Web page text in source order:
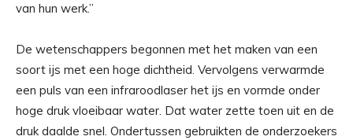
van hun werk.”
De wetenschappers begonnen met het maken van een
soort ijs met een hoge dichtheid. Vervolgens verwarmde
een puls van een infraroodlaser het ijs en vormde onder
hoge druk vloeibaar water. Dat water zette toen uit en de
druk daalde snel. Ondertussen gebruikten de onderzoekers